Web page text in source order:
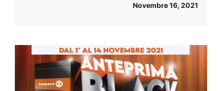
Novembre 16, 2021